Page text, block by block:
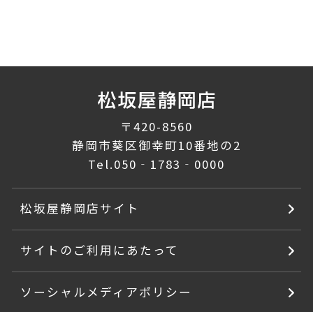
〒420-8560
静岡市葵区御幸町10番地の2
Tel.050‐1783‐0000
松坂屋静岡店サイト
サイトのご利用にあたって
ソーシャルメディアポリシー